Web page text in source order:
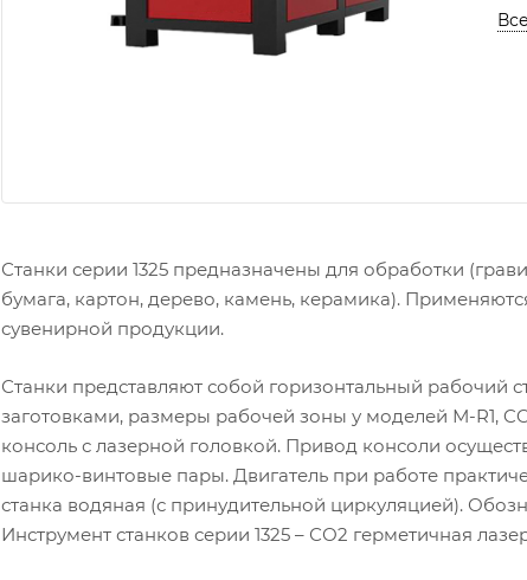
Станки серии 1325 предназначены для обработки
бумага, картон, дерево, камень, керамика).
сувенирной продукции.
Станки представляют собой горизонтальный рабочий
заготовками, размеры рабочей зоны у моделей М-R1,
консоль с лазерной головкой. Привод консоли
шарико-винтовые пары. Двигатель при работе
станка водяная (с принудительной циркуляцией).
Инструмент станков серии 1325 – СО2 герметичная